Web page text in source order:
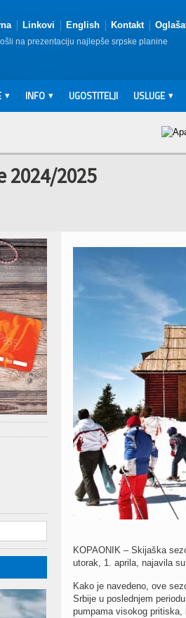
Linkovi English Kontakt
na prezentaciju najlepše srpske planine
INFO UGOSTITELJI USLUGE
2024/2025
KOPAONIK – Skijaška
utorak, 1. aprila, najavila
Kako je navedeno, ove
Srbije u poslednjem
pumpama visokog